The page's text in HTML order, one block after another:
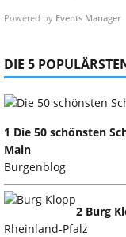
Powered by Events Manager
DIE 5
1 Die 50 schönsten
Main
Burgenblog
2 Burg
Rheinland-Pfalz